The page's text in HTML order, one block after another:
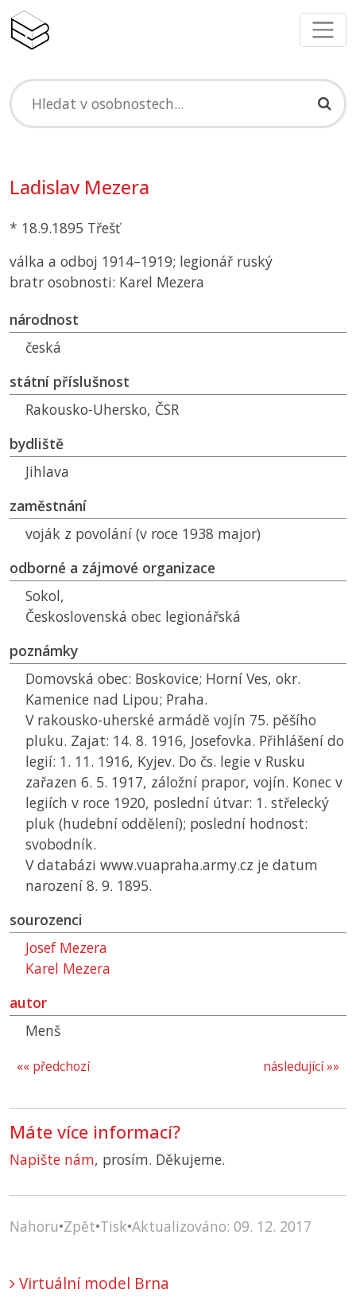
Ladislav Mezera
* 18.9.1895 Třešť
válka a odboj 1914–1919; legionář ruský
bratr osobnosti: Karel Mezera
národnost
česká
státní příslušnost
Rakousko-Uhersko, ČSR
bydliště
Jihlava
zaměstnání
voják z povolání (v roce 1938 major)
odborné a zájmové organizace
Sokol,
Československá obec legionářská
poznámky
Domovská obec: Boskovice; Horní Ves, okr.
Kamenice nad Lipou; Praha.
V rakousko-uherské armádě vojín 75. pěšího
pluku. Zajat: 14. 8. 1916, Josefovka. Přihlášení do
legií: 1. 11. 1916, Kyjev. Do čs. legie v Rusku
zařazen 6. 5. 1917, záložní prapor, vojín. Konec v
legiích v roce 1920, poslední útvar: 1. střelecký
pluk (hudební oddělení); poslední hodnost:
svobodník.
V databázi www.vuapraha.army.cz je datum
narození 8. 9. 1895.
sourozenci
Josef Mezera
Karel Mezera
autor
Menš
následující »»
«« předchozí
Máte více informací?
Napište nám, prosím. Děkujeme.
Nahoru•Zpět•Tisk•Aktualizováno: 09. 12. 2017
Virtuální model Brna